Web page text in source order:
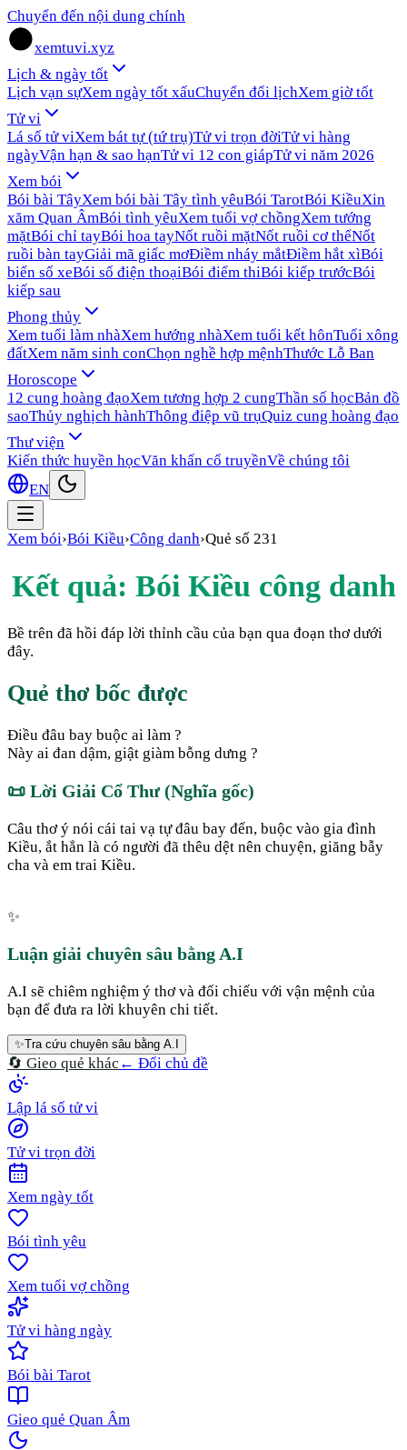
Chuyển đến nội dung chính
xemtuvi.xyz
Lịch & ngày tốt
Lịch vạn sựXem ngày tốt xấuChuyển đổi lịchXem giờ tốt
Tử vi
Lá số tử viXem bát tự (tứ trụ)Tử vi trọn đờiTử vi hàng
ngàyVận hạn & sao hạnTử vi 12 con giápTử vi năm 2026
Xem bói
Bói bài TâyXem bói bài Tây tình yêuBói TarotBói KiềuXin
xăm Quan ÂmBói tình yêuXem tuổi vợ chồngXem tướng
mặtBói chỉ tayBói hoa tayNốt ruồi mặtNốt ruồi cơ thểNốt
ruồi bàn tayGiải mã giấc mơĐiềm nháy mắtĐiềm hắt xìBói
biển số xeBói số điện thoạiBói điểm thiBói kiếp trướcBói
kiếp sau
Phong thủy
Xem tuổi làm nhàXem hướng nhàXem tuổi kết hônTuổi xông
đấtXem năm sinh conChọn nghề hợp mệnhThước Lỗ Ban
Horoscope
12 cung hoàng đạoXem tương hợp 2 cungThần số họcBản đồ
saoThủy nghịch hànhThông điệp vũ trụQuiz cung hoàng đạo
Thư viện
Kiến thức huyền họcVăn khấn cổ truyềnVề chúng tôi
EN
Xem bói›Bói Kiều›Công danh›Quẻ số 231
Kết quả: Bói Kiều công danh
Bề trên đã hồi đáp lời thỉnh cầu của bạn qua đoạn thơ dưới
đây.
Quẻ thơ bốc được
Điều đâu bay buộc ai làm ?
Này ai đan dậm, giật giàm bỗng dưng ?
📜 Lời Giải Cổ Thư (Nghĩa gốc)
Câu thơ ý nói cái tai vạ tự đâu bay đến, buộc vào gia đình
Kiều, ắt hẳn là có người đã thêu dệt nên chuyện, giăng bẫy
cha và em trai Kiều.
✨
Luận giải chuyên sâu bằng A.I
A.I sẽ chiêm nghiệm ý thơ và đối chiếu với vận mệnh của
bạn để đưa ra lời khuyên chi tiết.
✨Tra cứu chuyên sâu bằng A.I
🔄 Gieo quẻ khác ← Đổi chủ đề
Lập lá số tử vi
Tử vi trọn đời
Xem ngày tốt
Bói tình yêu
Xem tuổi vợ chồng
Tử vi hàng ngày
Bói bài Tarot
Gieo quẻ Quan Âm